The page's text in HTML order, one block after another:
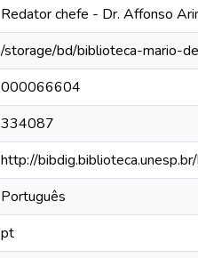
Redator chefe - Dr. Affonso
/storage/bd/biblioteca-mario-
000066604
334087
http://
Português
pt